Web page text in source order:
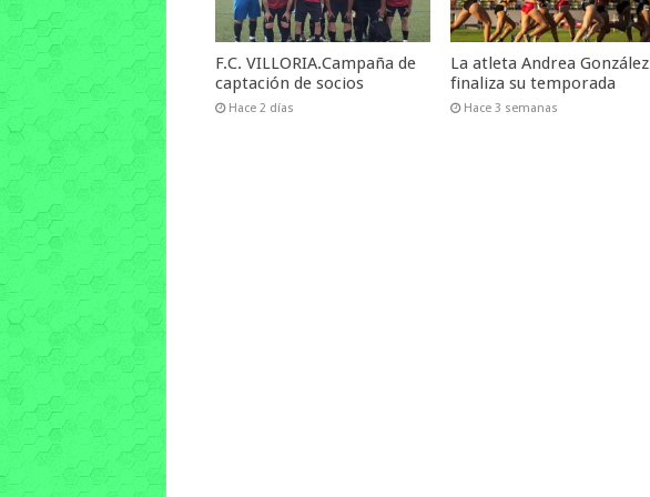
F.C. VILLORIA.Campaña de
captación de socios
Hace 2 días
La atleta Andrea González
finaliza su temporada
Hace 3 semanas